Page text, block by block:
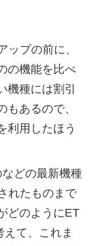
プの前に、
の機能を比べ
機種には割引
あるので、
利用したほう
どの最新機種
れたものまで
どのようにET
て、これま